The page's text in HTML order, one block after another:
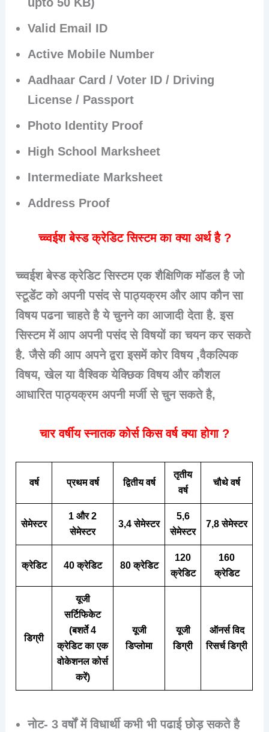
Valid Email ID
Active Mobile Number
Aadhaar Card / Voter ID / Driving
License / Passport
Photo Identity Proof
High School Marksheet
Intermediate Marksheet
Address Proof
च्च्वईश बेस्ड क्रेडिट सिस्टम का क्या अर्थ है ?
च्च्वईश बेस्ड क्रेडिट सिस्टम एक शैक्षिणिक मॉडल है जो
स्टूडेंट को अपनी पसंद से पाठ्यक्रम और आप कौन सा
विषय पढना चाहते है ये चुनने का आजादी देता है. इस
सिस्टम में आप अपनी पसंद से विषयों का चयन कर सकते
है. जैसे की आप अपने द्वरा इसमें कोर विषय ,वैकल्पिक
विषय, खेल या वैश्विक येक्छिक विषय और कौशल
आधारित पाठ्यक्रम अपनी मर्जी से चुन सकते है,
चार वर्षीय स्नातक कोर्स किस वर्ष क्या होगा ?
वर्ष प्रथम वर्ष द्वितीय वर्ष
तृतीय
वर्ष
चौथे वर्ष
सेमेस्टर
1 और 2
सेमेस्टर
3,4 सेमेस्टर
5,6
सेमेस्टर
7,8 सेमेस्टर
क्रेडिट 40 क्रेडिट 80 क्रेडिट
120
क्रेडिट
160
क्रेडिट
डिग्री
यूजी
सर्टिफिकेट
(बशर्ते 4
क्रेडिट का एक
वोकेशनल कोर्स
करें)
यूजी
डिप्लोमा
यूजी
डिग्री
ऑनर्स विद
रिसर्च डिग्री
नोट- 3 वर्षों में विधार्थी कभी भी पढाई छोड़ सकते है